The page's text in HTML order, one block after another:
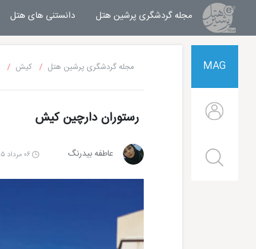
مجله گردشگری پرشین هتل مجله خبری پرشین هتل
دانستنی های هتل
MAG مجله گردشگری پرشین هتل کیش
رستوران دارچین کیش
عاطفه بیدرنگ ۰۶ مرداد ۱۴۰۵ | ۱۰:۰۰